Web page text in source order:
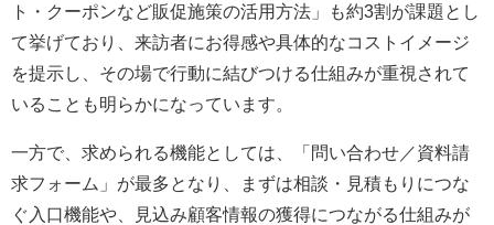
ト・クーポンなど販促施策の活用方法」も約3割が課題とし
て挙げており、来訪者にお得感や具体的なコストイメージ
を提示し、その場で行動に結びつける仕組みが重視されて
いることも明らかになっています。
一方で、求められる機能としては、「問い合わせ／資料請
求フォーム」が最多となり、まずは相談・見積もりにつな
ぐ入口機能や、見込み顧客情報の獲得につながる仕組みが